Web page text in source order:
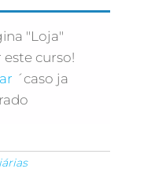
"Loja"
curso!
´caso ja